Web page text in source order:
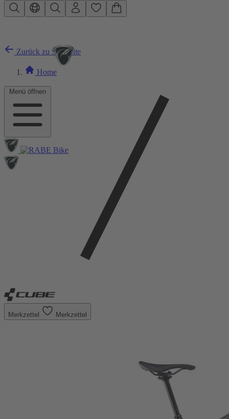
Zum Hauptinhalt springen
Menü öffnen
Zurück zu Startseite
Home
Merkzettel Merkzettel